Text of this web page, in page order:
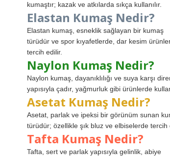
kumaştır; kazak ve atkılarda sıkça kullanılır.
Elastan Kumaş Nedir?
Elastan kumaş, esneklik sağlayan bir kumaş
türüdür ve spor kıyafetlerde, dar kesim
tercih edilir.
Naylon Kumaş Nedir?
Naylon kumaş, dayanıklılığı ve suya karşı
yapısıyla çadır, yağmurluk gibi ürünlerde
Asetat Kumaş Nedir?
Asetat, parlak ve ipeksi bir görünüm sunan
türüdür; özellikle şık bluz ve elbiselerde tercih
Tafta Kumaş Nedir?
Tafta, sert ve parlak yapısıyla gelinlik, abiye